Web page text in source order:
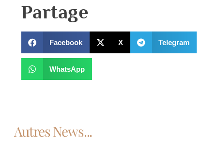
Partage
Facebook X Telegram
WhatsApp
Autres News...